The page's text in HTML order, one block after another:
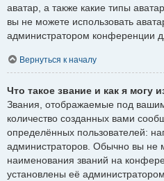
аватар, а также какие типы
вы не можете использовать
администратором конференции
Вернуться к началу
Что такое звание и как я могу
Звания, отображаемые под
количество созданных вами
определённых пользователей:
администраторов. Обычно вы не
наименования званий на
установлены её